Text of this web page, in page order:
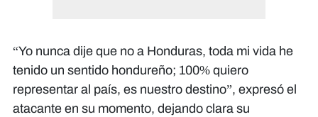
“Yo nunca dije que no a Honduras, toda mi vida he
tenido un sentido hondureño; 100% quiero
representar al país, es nuestro destino”, expresó el
atacante en su momento, dejando clara su